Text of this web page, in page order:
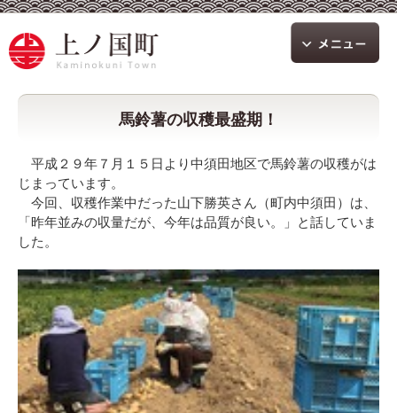
馬鈴薯の収穫最盛期！
平成２９年７月１５日より中須田地区で馬鈴薯の収穫がは
じまっています。
今回、収穫作業中だった山下勝英さん（町内中須田）は、
「昨年並みの収量だが、今年は品質が良い。」と話していま
した。